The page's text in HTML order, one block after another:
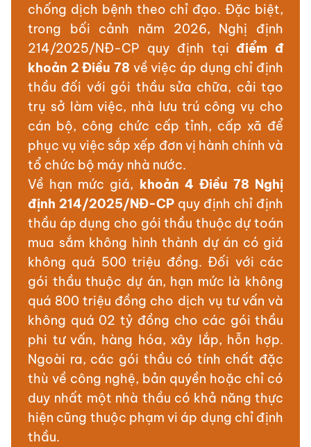
chống dịch bệnh theo chỉ đạo. Đặc biệt,
trong bối cảnh năm 2026, Nghị định
214/2025/NĐ-CP quy định tại điểm đ
khoản 2 Điều 78 về việc áp dụng chỉ định
thầu đối với gói thầu sửa chữa, cải tạo
trụ sở làm việc, nhà lưu trú công vụ cho
cán bộ, công chức cấp tỉnh, cấp xã để
phục vụ việc sắp xếp đơn vị hành chính và
tổ chức bộ máy nhà nước.
Về hạn mức giá, khoản 4 Điều 78 Nghị
định 214/2025/NĐ-CPquy định chỉ định
thầu áp dụng cho gói thầu thuộc dự toán
mua sắm không hình thành dự án có giá
không quá 500 triệu đồng. Đối với các
gói thầu thuộc dự án, hạn mức là không
quá 800 triệu đồng cho dịch vụ tư vấn và
không quá 02 tỷ đồng cho các gói thầu
phi tư vấn, hàng hóa, xây lắp, hỗn hợp.
Ngoài ra, các gói thầu có tính chất đặc
thù về công nghệ, bản quyền hoặc chỉ có
duy nhất một nhà thầu có khả năng thực
hiện cũng thuộc phạm vi áp dụng chỉ định
thầu.